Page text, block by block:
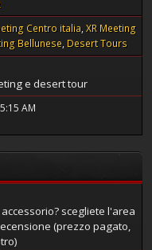
Centro italia XR Meeting
Bellunese Desert Tours
e desert tour
AM
scegliete l'area
(prezzo pagato,